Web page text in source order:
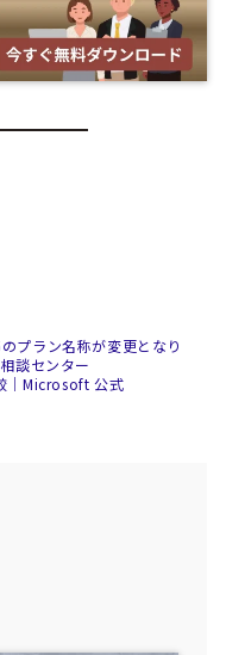
プラン名称が変更となり
談センター
｜Microsoft 公式